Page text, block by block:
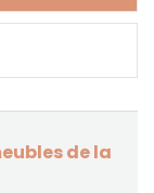
de la